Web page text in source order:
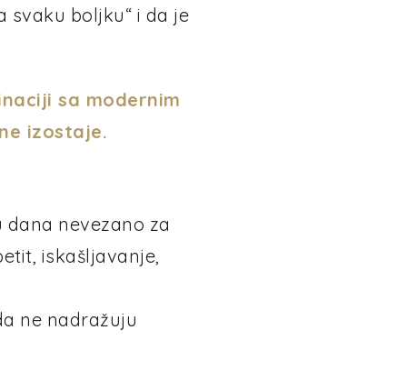
svaku boljku“ i da je
sa modernim
izostaje.
nevezano za
iskašljavanje,
ne nadražuju